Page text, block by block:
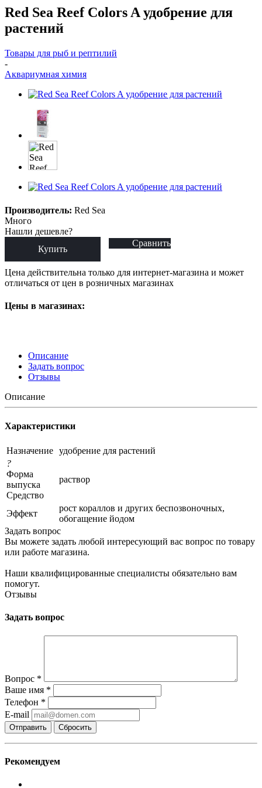
Red Sea Reef Colors A удобрение для
растений
Товары для рыб и рептилий
-
Аквариумная химия
Производитель: Red Sea
Много
Нашли дешевле?
Купить
Сравнить
Цена действительна только для интернет-магазина и может
отличаться от цен в розничных магазинах
Цены в магазинах:
Описание
Задать вопрос
Отзывы
Описание
Характеристики
Назначение удобрение для растений
?
Форма
выпуска
Средство
раствор
Эффект
рост кораллов и других беспозвоночных,
обогащение йодом
Задать вопрос
Вы можете задать любой интересующий вас вопрос по товару
или работе магазина.
Наши квалифицированные специалисты обязательно вам
помогут.
Отзывы
Задать вопрос
Вопрос *
Ваше имя *
Телефон *
E-mail
Сбросить
Рекомендуем